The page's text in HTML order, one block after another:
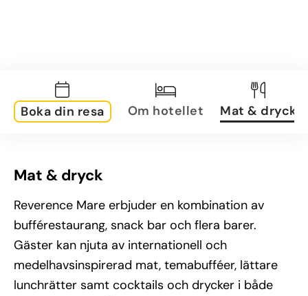
Boka din resa Om hotellet Mat & dryck
Mat & dryck
Reverence Mare erbjuder en kombination av
bufférestaurang, snack bar och flera barer.
Gäster kan njuta av internationell och
medelhavsinspirerad mat, temabufféer, lättare
lunchrätter samt cocktails och drycker i både